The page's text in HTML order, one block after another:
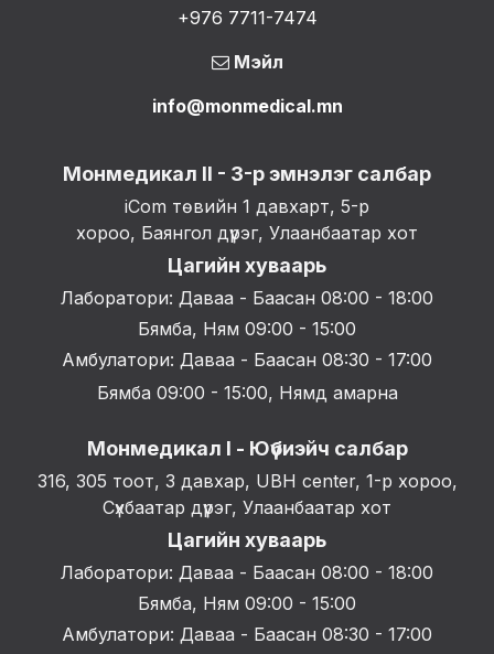
+976 7711-7474
Мэйл
info@monmedical.mn
Монмедикал II - 3-р эмнэлэг салбар
iCom төвийн 1 давхарт, 5-р
хороо, Баянгол дүүрэг, Улаанбаатар хот
Цагийн хуваарь
Лаборатори: Даваа - Баасан 08:00 - 18:00
Бямба, Ням 09:00 - 15:00
Амбулатори: Даваа - Баасан 08:30 - 17:00
Бямба 09:00 - 15:00, Нямд амарна
Монмедикал I - Юүбиэйч салбар
316, 305 тоот, 3 давхар, UBH center, 1-р хороо,
Сүхбаатар дүүрэг, Улаанбаатар хот
Цагийн хуваарь
Лаборатори: Даваа - Баасан 08:00 - 18:00
Бямба, Ням 09:00 - 15:00
Амбулатори: Даваа - Баасан 08:30 - 17:00